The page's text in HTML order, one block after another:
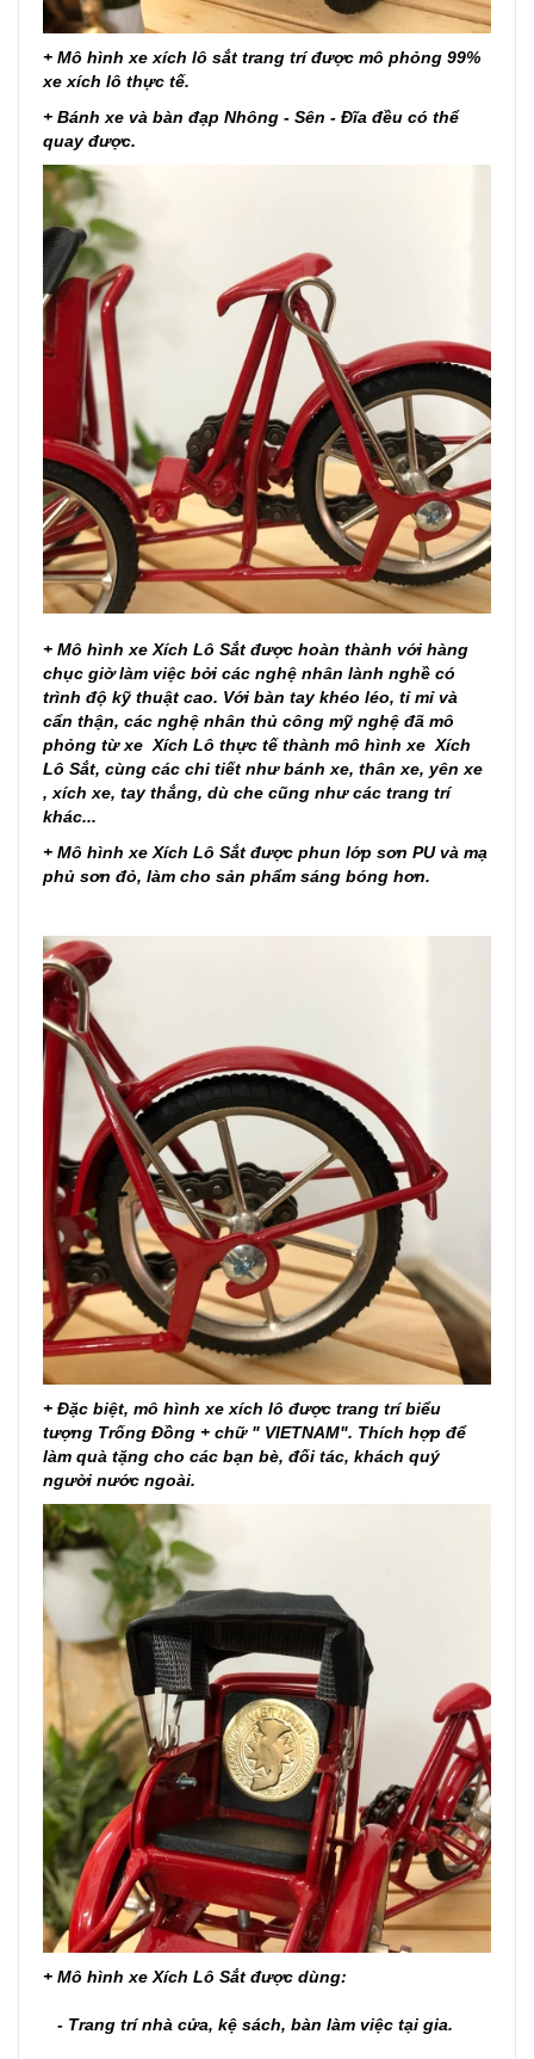
+ Mô hình xe xích lô sắt trang trí được mô phỏng 99%
xe xích lô thực tế.
+ Bánh xe và bàn đạp Nhông - Sên - Đĩa đều có thể
quay được.
+ Mô hình xe Xích Lô Sắt được hoàn thành với hàng
chục giờ làm việc bởi các nghệ nhân lành nghề có
trình độ kỹ thuật cao. Với bàn tay khéo léo, tỉ mỉ và
cẩn thận, các nghệ nhân thủ công mỹ nghệ đã mô
phỏng từ xe Xích Lô thực tế thành mô hình xe Xích
Lô Sắt, cùng các chi tiết như bánh xe, thân xe, yên xe
, xích xe, tay thắng, dù che cũng như các trang trí
khác...
+ Mô hình xe Xích Lô Sắt được phun lớp sơn PU và mạ
phủ sơn đỏ, làm cho sản phẩm sáng bóng hơn.
+ Đặc biệt, mô hình xe xích lô được trang trí biểu
tượng Trống Đồng + chữ " VIETNAM". Thích hợp để
làm quà tặng cho các bạn bè, đối tác, khách quý
người nước ngoài.
+ Mô hình xe Xích Lô Sắt được dùng:
- Trang trí nhà cửa, kệ sách, bàn làm việc tại gia.